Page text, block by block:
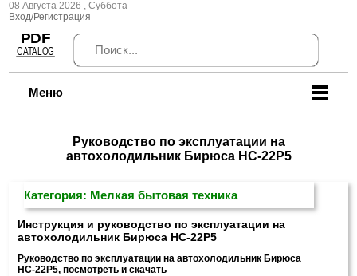
08 Августа 2026 , Суббота
Вход/Регистрация
Меню
Руководство по эксплуатации на
автохолодильник Бирюса НС-22P5
Категория: Мелкая бытовая техника
Инструкция и руководство по эксплуатации на
автохолодильник Бирюса НС-22P5
Руководство по эксплуатации на автохолодильник Бирюса
НС-22P5, посмотреть и скачать